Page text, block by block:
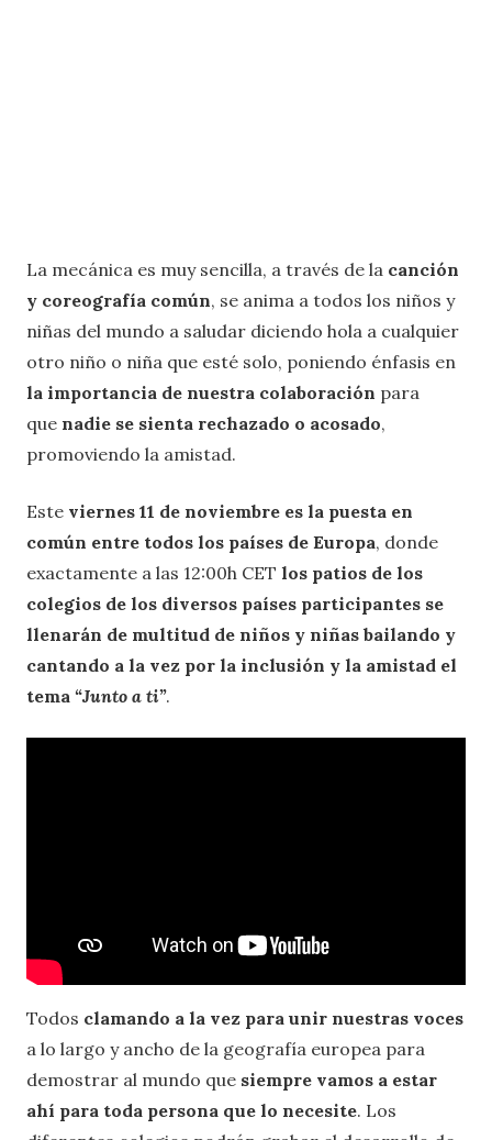
La mecánica es muy sencilla, a través de la canción
y coreografía común, se anima a todos los niños y
niñas del mundo a saludar diciendo hola a cualquier
otro niño o niña que esté solo, poniendo énfasis en
la importancia de nuestra colaboración para
que nadie se sienta rechazado o acosado,
promoviendo la amistad.
Este viernes 11 de noviembre es la puesta en
común entre todos los países de Europa, donde
exactamente a las 12:00h CET los patios de los
colegios de los diversos países participantes se
llenarán de multitud de niños y niñas bailando y
cantando a la vez por la inclusión y la amistad el
tema “Junto a ti”.
Todos clamando a la vez para unir nuestras voces
a lo largo y ancho de la geografía europea para
demostrar al mundo que siempre vamos a estar
ahí para toda persona que lo necesite. Los